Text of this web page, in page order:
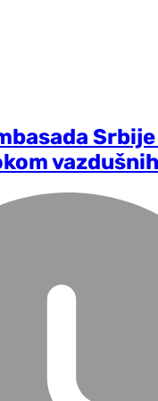
Srbije